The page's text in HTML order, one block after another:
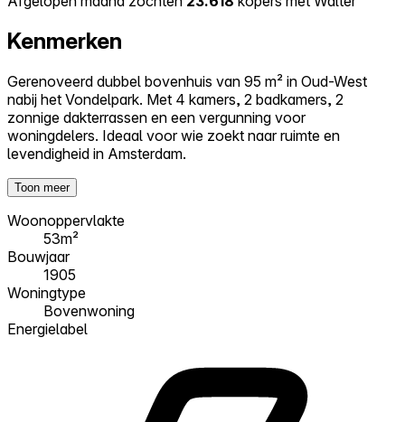
Kenmerken
Gerenoveerd dubbel bovenhuis van 95 m² in Oud-West
nabij het Vondelpark. Met 4 kamers, 2 badkamers, 2
zonnige dakterrassen en een vergunning voor
woningdelers. Ideaal voor wie zoekt naar ruimte en
levendigheid in Amsterdam.
Toon meer
Woonoppervlakte
53m²
Bouwjaar
1905
Woningtype
Bovenwoning
Energielabel